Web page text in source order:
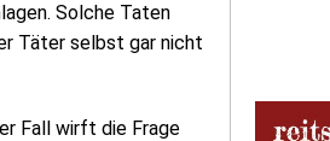
Solche Taten
Täter selbst gar nicht
Fall wirft die Frage